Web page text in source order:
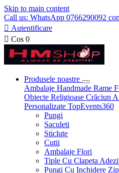
Skip to main content
Call us: WhatsApp 0766290092
 Autentificare
 Cos 0
Produsele noastre
Ambalaje Handmade Rame
Obiecte Religioase Crăciun
Personalizate TopEvents360
Pungi
Saculeti
Sticlute
Cutii
Ambalaje Flori
Tiple Cu Clapeta
Pungi Cu Inchidere